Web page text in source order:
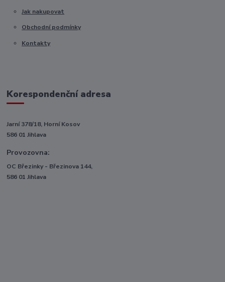
Jak nakupovat
Obchodní podmínky
Kontakty
Korespondenční adresa
Jarní 378/18, Horní Kosov
586 01 Jihlava
Provozovna:
OC Březinky - Březinova 144,
586 01 Jihlava